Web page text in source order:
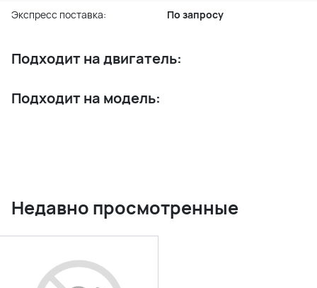
Экспресс поставка:
По запросу
Подходит на двигатель:
Подходит на модель:
Недавно просмотренные